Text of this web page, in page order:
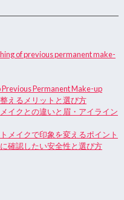
of previous permanent make-
Permanent Make-up
えるメリットと選び方
イクとの違いと眉・アイライン
メイクで印象を変えるポイント
確認したい安全性と選び方